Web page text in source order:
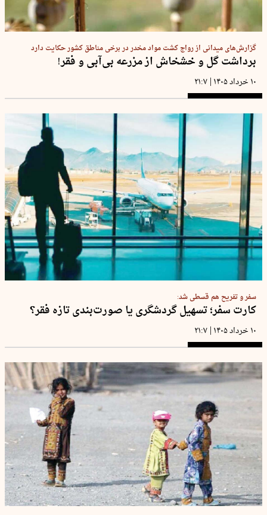
گزارش‌های میدانی از رواج کشت مواد مخدر در برخی مناطق کشور حکایت دارد
برداشت گل و خشخاش از مزرعه بی‌آبی و فقر!
۱۰ خرداد ۱۴۰۵ | ۲۱:۷
سفر و تفریح هم قسطی شد:
کارت سفر؛ تسهیل گردشگری یا صورت‌بندی تازه فقر؟
۱۰ خرداد ۱۴۰۵ | ۲۱:۷